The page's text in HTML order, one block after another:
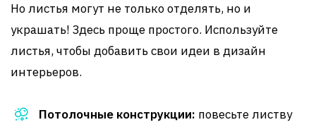
Но листья могут не только отделять, но и
украшать! Здесь проще простого. Используйте
листья, чтобы добавить свои идеи в дизайн
интерьеров.
Потолочные конструкции: повесьте листву